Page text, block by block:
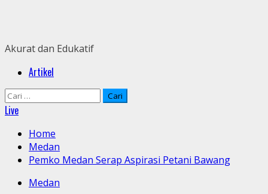
Akurat dan Edukatif
PrimaryArtikel
Cari
untuk:
Live
Home
Medan
Pemko Medan Serap Aspirasi Petani Bawang
Medan